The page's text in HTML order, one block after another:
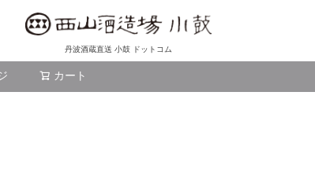
丹波酒蔵直送 小鼓 ドットコム
カート